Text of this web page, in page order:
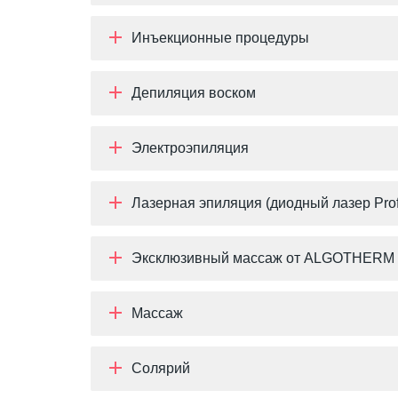
Инъекционные процедуры
Депиляция воском
Электроэпиляция
Лазерная эпиляция (диодный лазер
Эксклюзивный массаж от ALGOTHERM
Массаж
Солярий